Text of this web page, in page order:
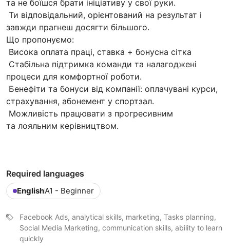
та не боїшся брати ініціативу у свої руки.
Ти відповідальний, орієнтований на результат і
завжди прагнеш досягти більшого.
Що пропонуємо:
Висока оплата праці, ставка + бонусна сітка
Стабільна підтримка команди та налагоджені
процеси для комфортної роботи.
Бенефіти та бонуси від компанії: оплачувані курси,
страхування, абонемент у спортзал.
Можливість працювати з прогресивним
та лояльним керівництвом.
Required languages
EnglishA1 - Beginner
Facebook Ads, analytical skills, marketing, Tasks planning,
Social Media Marketing, communication skills, ability to learn
quickly